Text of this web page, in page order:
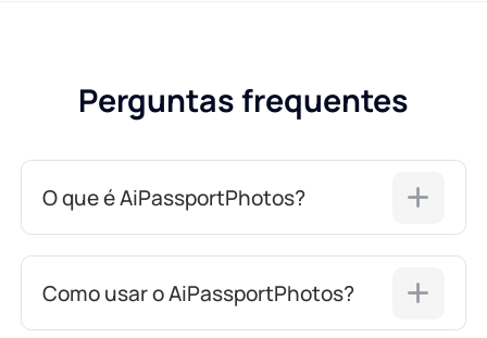
Perguntas frequentes
O que é AiPassportPhotos?
Como usar o AiPassportPhotos?